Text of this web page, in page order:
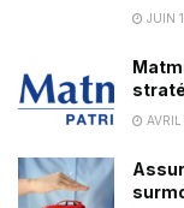
JUIN